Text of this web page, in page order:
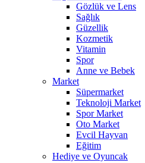
Gözlük ve Lens
Sağlık
Güzellik
Kozmetik
Vitamin
Spor
Anne ve Bebek
Market
Süpermarket
Teknoloji Market
Spor Market
Oto Market
Evcil Hayvan
Eğitim
Hediye ve Oyuncak